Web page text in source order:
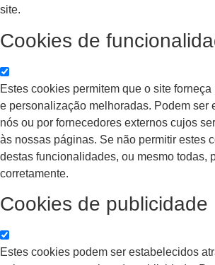
site.
Cookies de
Estes cookies permitem que o site
e personalização melhoradas. Podem ser
nós ou por fornecedores externos cujos
às nossas páginas. Se não permitir estes
destas funcionalidades, ou mesmo todas,
corretamente.
Cookies de publicidade
Estes cookies podem ser estabelecidos